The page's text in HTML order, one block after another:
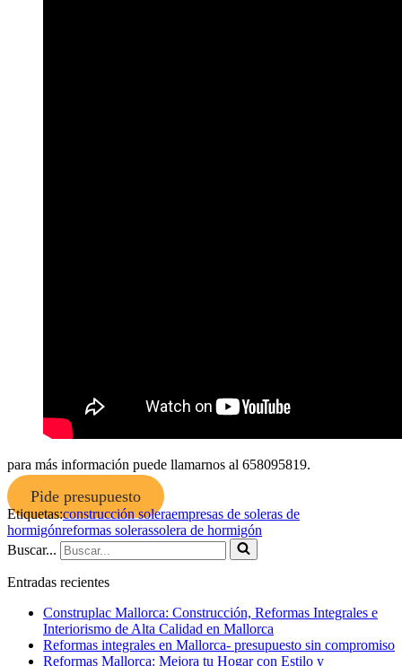
para más información puede llamarnos al 658095819.
Pide presupuesto
Etiquetas:construcción soleraempresas de soleras de
hormigónreformas solerassolera de hormigón
Buscar...
Entradas recientes
Construplac Mallorca: Construcción, Reformas Integrales e
Interiorismo de Alta Calidad en Mallorca
Reformas integrales en Mallorca- presupuesto sin compromiso
Reformas Mallorca: Mejora tu Hogar con Estilo y